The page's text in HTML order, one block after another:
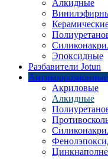
Алкидные
Эпоксидные
Разбавители Jotun
Акриловые
Алкидные